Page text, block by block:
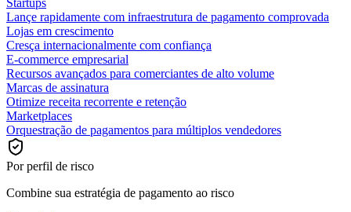
Startups
Lançe rapidamente com infraestrutura de pagamento comprovada
Lojas em crescimento
Cresça internacionalmente com confiança
E-commerce empresarial
Recursos avançados para comerciantes de alto volume
Marcas de assinatura
Otimize receita recorrente e retenção
Marketplaces
Orquestração de pagamentos para múltiplos vendedores
Por perfil de risco
Combine sua estratégia de pagamento ao risco